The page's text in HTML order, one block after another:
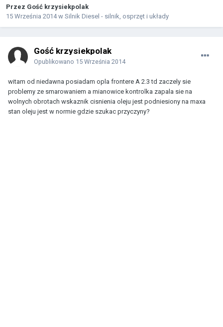
Przez Gość krzysiekpolak
15 Września 2014w Silnik Diesel - silnik, osprzęt i układy
Gość krzysiekpolak
Opublikowano 15 Września 2014
witam od niedawna posiadam opla frontere A 2.3 td zaczely sie
problemy ze smarowaniem a mianowice kontrolka zapala sie na
wolnych obrotach wskaznik cisnienia oleju jest podniesiony na maxa
stan oleju jest w normie gdzie szukac przyczyny?